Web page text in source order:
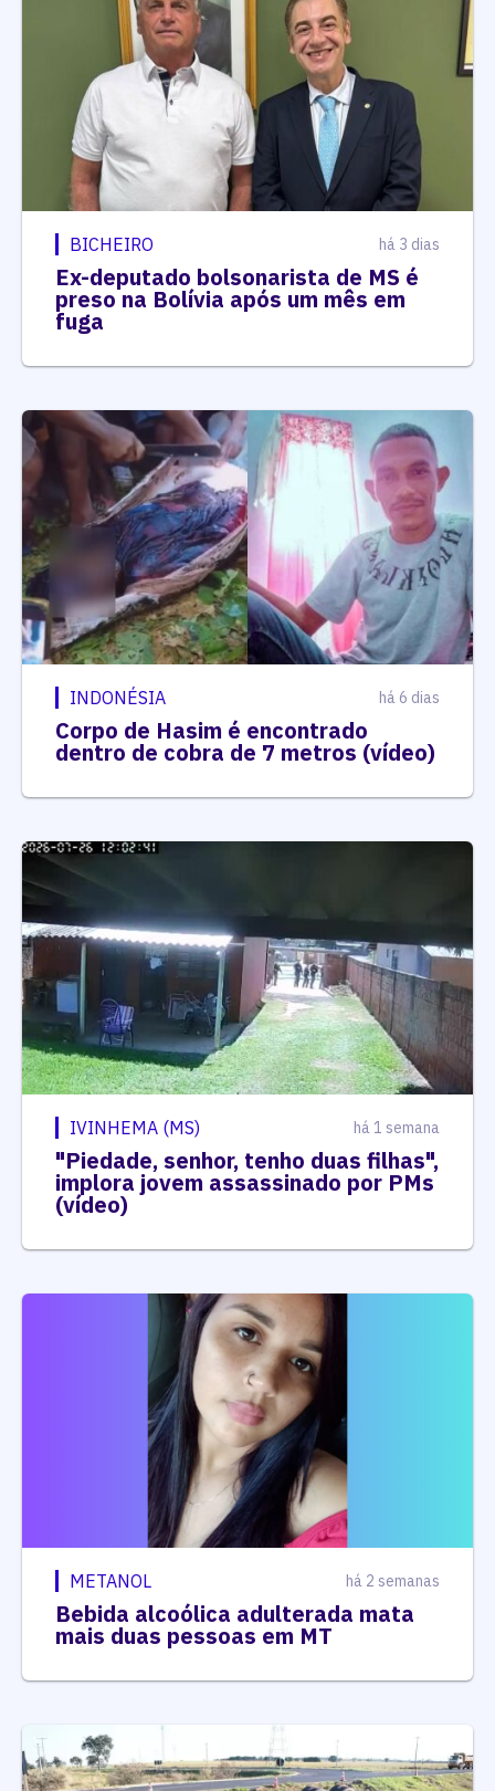
BICHEIRO há 3 dias
Ex-deputado bolsonarista de MS é
preso na Bolívia após um mês em
fuga
INDONÉSIA há 6 dias
Corpo de Hasim é encontrado
dentro de cobra de 7 metros (vídeo)
IVINHEMA (MS) há 1 semana
"Piedade, senhor, tenho duas filhas",
implora jovem assassinado por PMs
(vídeo)
METANOL há 2 semanas
Bebida alcoólica adulterada mata
mais duas pessoas em MT